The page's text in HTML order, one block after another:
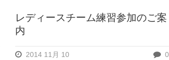
レディースチーム練習参加のご案
内
2014 11月 10 0